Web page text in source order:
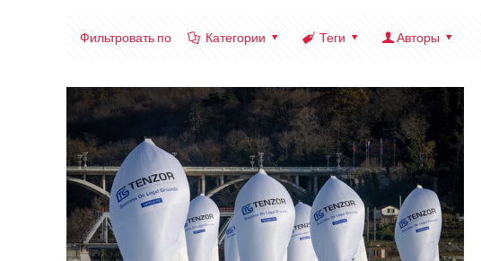
Фильтровать по Категории Теги Авторы